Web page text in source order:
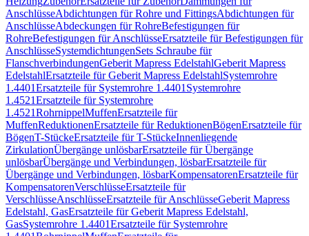
AnschlüsseAbdichtungen für Rohre und FittingsAbdichtungen für
AnschlüsseAbdeckungen für RohreBefestigungen für
RohreBefestigungen für AnschlüsseErsatzteile für Befestigungen für
AnschlüsseSystemdichtungenSets Schraube für
FlanschverbindungenGeberit Mapress EdelstahlGeberit Mapress
EdelstahlErsatzteile für Geberit Mapress EdelstahlSystemrohre
1.4401Ersatzteile für Systemrohre 1.4401 Systemrohre
1.4521Ersatzteile für Systemrohre
1.4521RohrnippelMuffenErsatzteile für
MuffenReduktionenErsatzteile für ReduktionenBögenErsatzteile für
BögenT-StückeErsatzteile für T-StückeInnenliegende
ZirkulationÜbergänge unlösbarErsatzteile für Übergänge
unlösbarÜbergänge und Verbindungen, lösbarErsatzteile für
Übergänge und Verbindungen, lösbarKompensatorenErsatzteile für
KompensatorenVerschlüsseErsatzteile für
VerschlüsseAnschlüsseErsatzteile für AnschlüsseGeberit Mapress
Edelstahl, GasErsatzteile für Geberit Mapress Edelstahl,
GasSystemrohre 1.4401Ersatzteile für Systemrohre